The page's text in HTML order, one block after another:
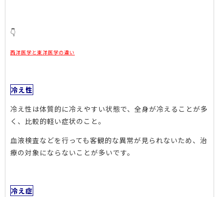
👇
西洋医学と東洋医学の違い
冷え性
冷え性は体質的に冷えやすい状態で、全身が冷えることが多
く、比較的軽い症状のこと。
血液検査などを行っても客観的な異常が見られないため、治
療の対象にならないことが多いです。
冷え症